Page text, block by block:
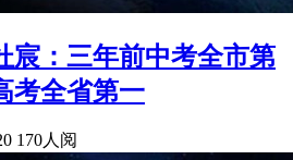
宸：三年前中考全市第
考全省第一
170人阅